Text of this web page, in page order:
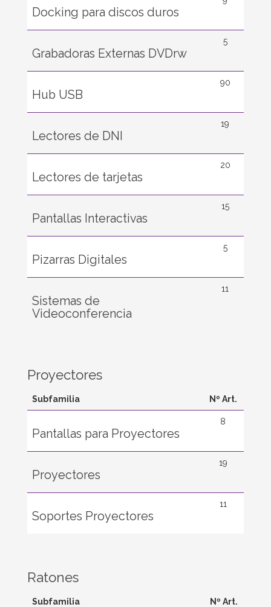
Docking para discos duros
Grabadoras Externas DVDrw
5
Hub USB
90
Lectores de DNI
19
Lectores de tarjetas
20
Pantallas Interactivas
15
Pizarras Digitales
5
Sistemas de
Videoconferencia
11
Proyectores
Subfamilia Nº Art.
Pantallas para Proyectores
8
Proyectores
19
Soportes Proyectores
11
Ratones
Subfamilia Nº Art.